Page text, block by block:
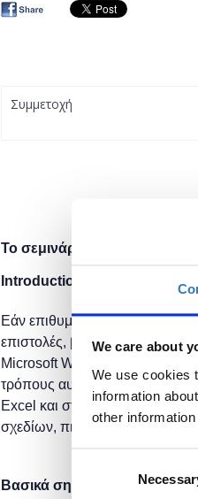
We care about
We use cookies
information
other
Συμμετοχή
Το σεμινάριο θα
Introduction to Microsoft
Εάν επιθυμείτε και εσείς να
επιστολές, βιογραφικά,
Microsoft Word, τότε μη
τρόπους αυτοματοποίησης,
Excel και στη δημιουργία
σχεδίων, πινάκων,
Βασικά σημεία Word